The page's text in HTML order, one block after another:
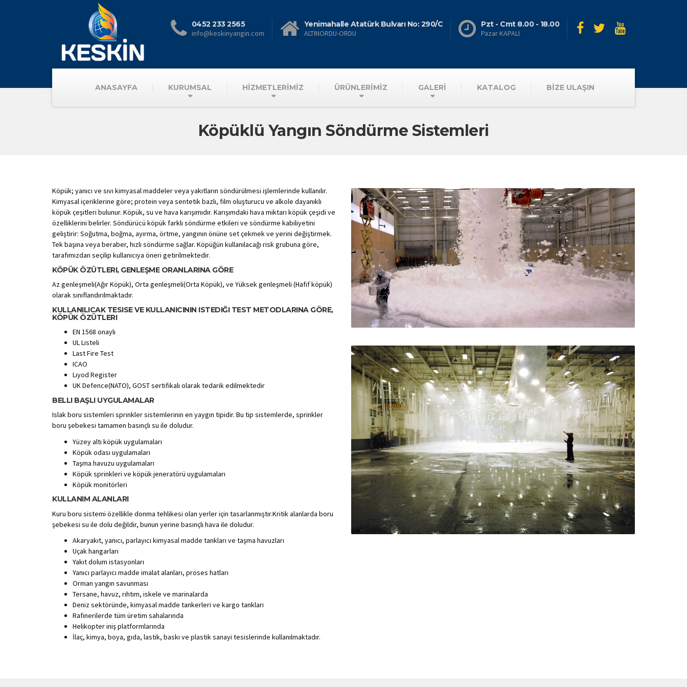
0452 233 2565
info@keskinyangin.com
Yenimahalle Atatürk Bulvarı No: 290/C
ALTINORDU-ORDU
Pzt - Cmt 8.00 - 18.00
Pazar KAPALI
ANASAYFA KURUMSAL HİZMETLERİMİZ ÜRÜNLERİMİZ GALERİ KATALOG BİZE ULAŞIN
Köpüklü Yangın Söndürme Sistemleri
Köpük; yanıcı ve sıvı kimyasal maddeler veya yakıtların söndürülmesi işlemlerinde kullanılır.
Kimyasal içeriklerine göre; protein veya sentetik bazlı, film oluşturucu ve alkole dayanıklı
köpük çeşitleri bulunur. Köpük, su ve hava karışımıdır. Karışımdaki hava miktarı köpük çeşidi ve
özelliklerini belirler. Söndürücü köpük farklı söndürme etkileri ve söndürme kabiliyetini
geliştirir: Soğutma, boğma, ayırma, örtme, yangının önüne set çekmek ve yerini değiştirmek.
Tek başına veya beraber, hızlı söndürme sağlar. Köpüğün kullanılacağı risk grubuna göre,
tarafımızdan seçilip kullanıcıya öneri getirilmektedir.
KÖPÜK ÖZÜTLERI, GENLEŞME ORANLARINA GÖRE
Az genleşmeli(Ağır Köpük), Orta genleşmeli(Orta Köpük), ve Yüksek genleşmeli (Hafif köpük)
olarak sınıflandırılmaktadır.
KULLANILICAK TESISE VE KULLANICININ ISTEDIĞI TEST METODLARINA GÖRE,
KÖPÜK ÖZÜTLERI
EN 1568 onaylı
UL Listeli
Last Fire Test
ICAO
Lıyod Register
UK Defence(NATO), GOST sertifikalı olarak tedarik edilmektedir
BELLI BAŞLI UYGULAMALAR
Islak boru sistemleri sprinkler sistemlerinin en yaygın tipidir. Bu tip sistemlerde, sprinkler
boru şebekesi tamamen basınçlı su ile doludur.
Yüzey altı köpük uygulamaları
Köpük odası uygulamaları
Taşma havuzu uygulamaları
Köpük sprinkleri ve köpük jeneratörü uygulamaları
Köpük monitörleri
KULLANIM ALANLARI
Kuru boru sistemi özellikle donma tehlikesi olan yerler için tasarlanmıştır.Kritik alanlarda boru
şebekesi su ile dolu değildir, bunun yerine basınçlı hava ile doludur.
Akaryakıt, yanıcı, parlayıcı kimyasal madde tankları ve taşma havuzları
Uçak hangarları
Yakıt dolum istasyonları
Yanıcı parlayıcı madde imalat alanları, proses hatları
Orman yangın savunması
Tersane, havuz, rıhtım, iskele ve marinalarda
Deniz sektöründe, kimyasal madde tankerleri ve kargo tankları
Rafinerilerde tüm üretim sahalarında
Helikopter iniş platformlarında
İlaç, kimya, boya, gıda, lastik, baskı ve plastik sanayi tesislerinde kullanılmaktadır.